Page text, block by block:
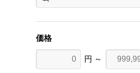
価格
円 ～